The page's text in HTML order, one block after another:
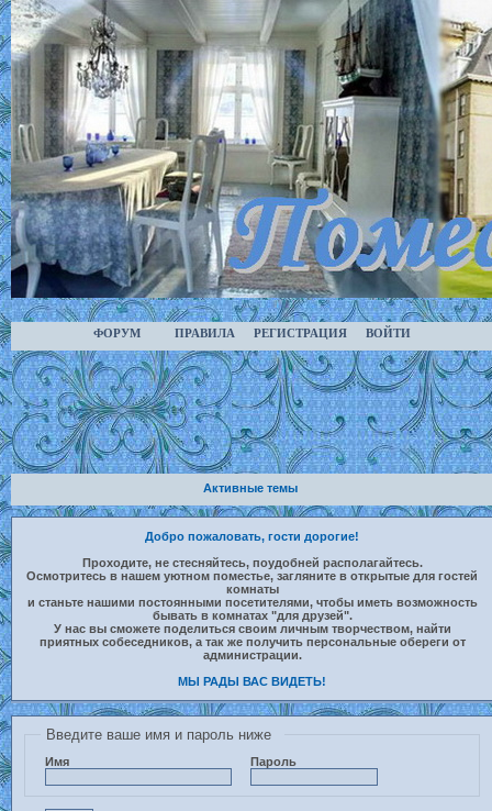
ФОРУМ ПРАВИЛА РЕГИСТРАЦИЯ ВОЙТИ
Активные темы
Добро пожаловать, гости дорогие!
Проходите, не стесняйтесь, поудобней располагайтесь.
Осмотритесь в нашем уютном поместье, загляните в открытые для гостей
комнаты
и станьте нашими постоянными посетителями, чтобы иметь возможность
бывать в комнатах "для друзей".
У нас вы сможете поделиться своим личным творчеством, найти
приятных собеседников, а так же получить персональные обереги от
администрации.
МЫ РАДЫ ВАС ВИДЕТЬ!
Введите ваше имя и пароль ниже
Имя Пароль